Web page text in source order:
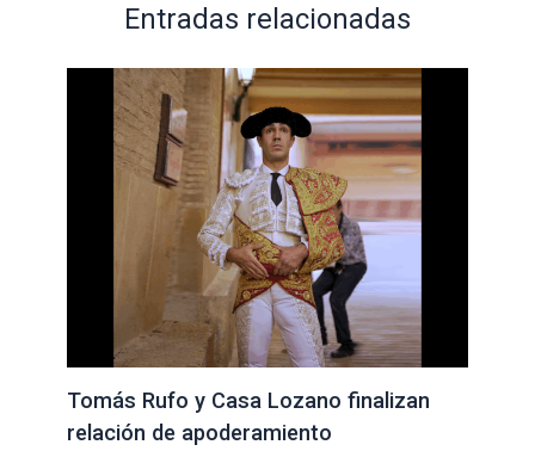
Entradas relacionadas
Tomás Rufo y Casa Lozano finalizan
relación de apoderamiento